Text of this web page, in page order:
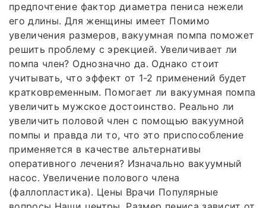
предпочтение фактор диаметра пениса нежели
его длины. Для женщины имеет Помимо
увеличения размеров, вакуумная помпа поможет
решить проблему с эрекцией. Увеличивает ли
помпа член? Однозначно да. Однако стоит
учитывать, что эффект от 1-2 применений будет
кратковременным. Помогает ли вакуумная помпа
увеличить мужское достоинство. Реально ли
увеличить половой член с помощью вакуумной
помпы и правда ли то, что это приспособление
применяется в качестве альтернативы
оперативного лечения? Изначально вакуумный
насос. Увеличение полового члена
(фаллопластика). Цены Врачи Популярные